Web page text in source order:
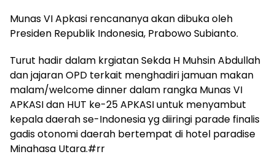
Munas VI Apkasi rencananya akan dibuka oleh
Presiden Republik Indonesia, Prabowo Subianto.
Turut hadir dalam krgiatan Sekda H Muhsin Abdullah
dan jajaran OPD terkait menghadiri jamuan makan
malam/welcome dinner dalam rangka Munas VI
APKASI dan HUT ke-25 APKASI untuk menyambut
kepala daerah se-Indonesia yg diiringi parade finalis
gadis otonomi daerah bertempat di hotel paradise
Minahasa Utara.#rr